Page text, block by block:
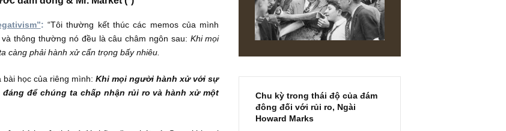
quan quá độ, và ngược lại, bi quan quá độ đến mức trở nên
trước đám đông & Mr. Market (*)
To Negativism” :“Tôi thường kết thúc các memos của mình
và thông thường nó đều là câu châm ngôn sau:
Khi mọi